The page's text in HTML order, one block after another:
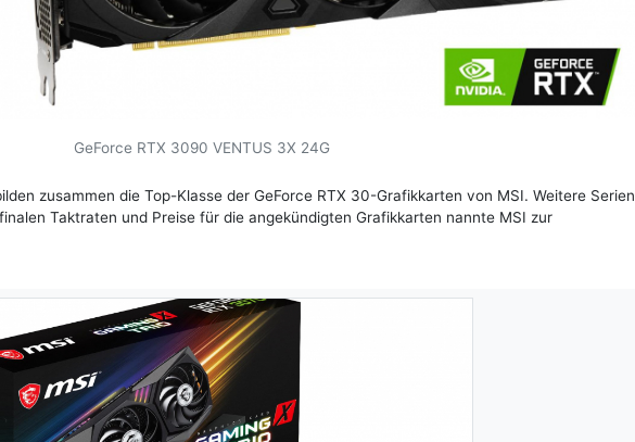
GeForce RTX 3090 VENTUS 3X 24G
zusammen die Top-Klasse der GeForce RTX 30-Grafikkarten von MSI. Weitere Serien
Taktraten und Preise für die angekündigten Grafikkarten nannte MSI zur